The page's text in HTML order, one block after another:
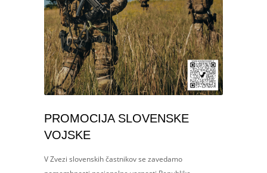
PROMOCIJA SLOVENSKE
VOJSKE
V Zvezi slovenskih častnikov se zavedamo